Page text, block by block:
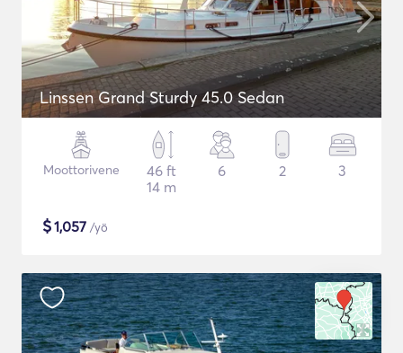
Linssen Grand Sturdy 45.0 Sedan
Moottorivene
46 ft
14 m
6 2 3
$1,057 /yö